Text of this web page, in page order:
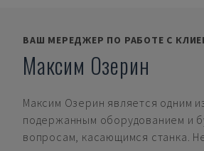
ВАШ МЕРЕДЖЕР ПО РАБОТЕ С
Максим Озерин
Максим Озерин является одним
подержанным оборудованием и
вопросам, касающимся станка.